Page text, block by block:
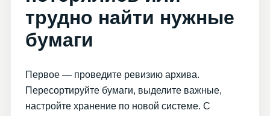
трудно найти нужные
бумаги
Первое — проведите ревизию архива.
Пересортируйте бумаги, выделите важные,
настройте хранение по новой системе. С